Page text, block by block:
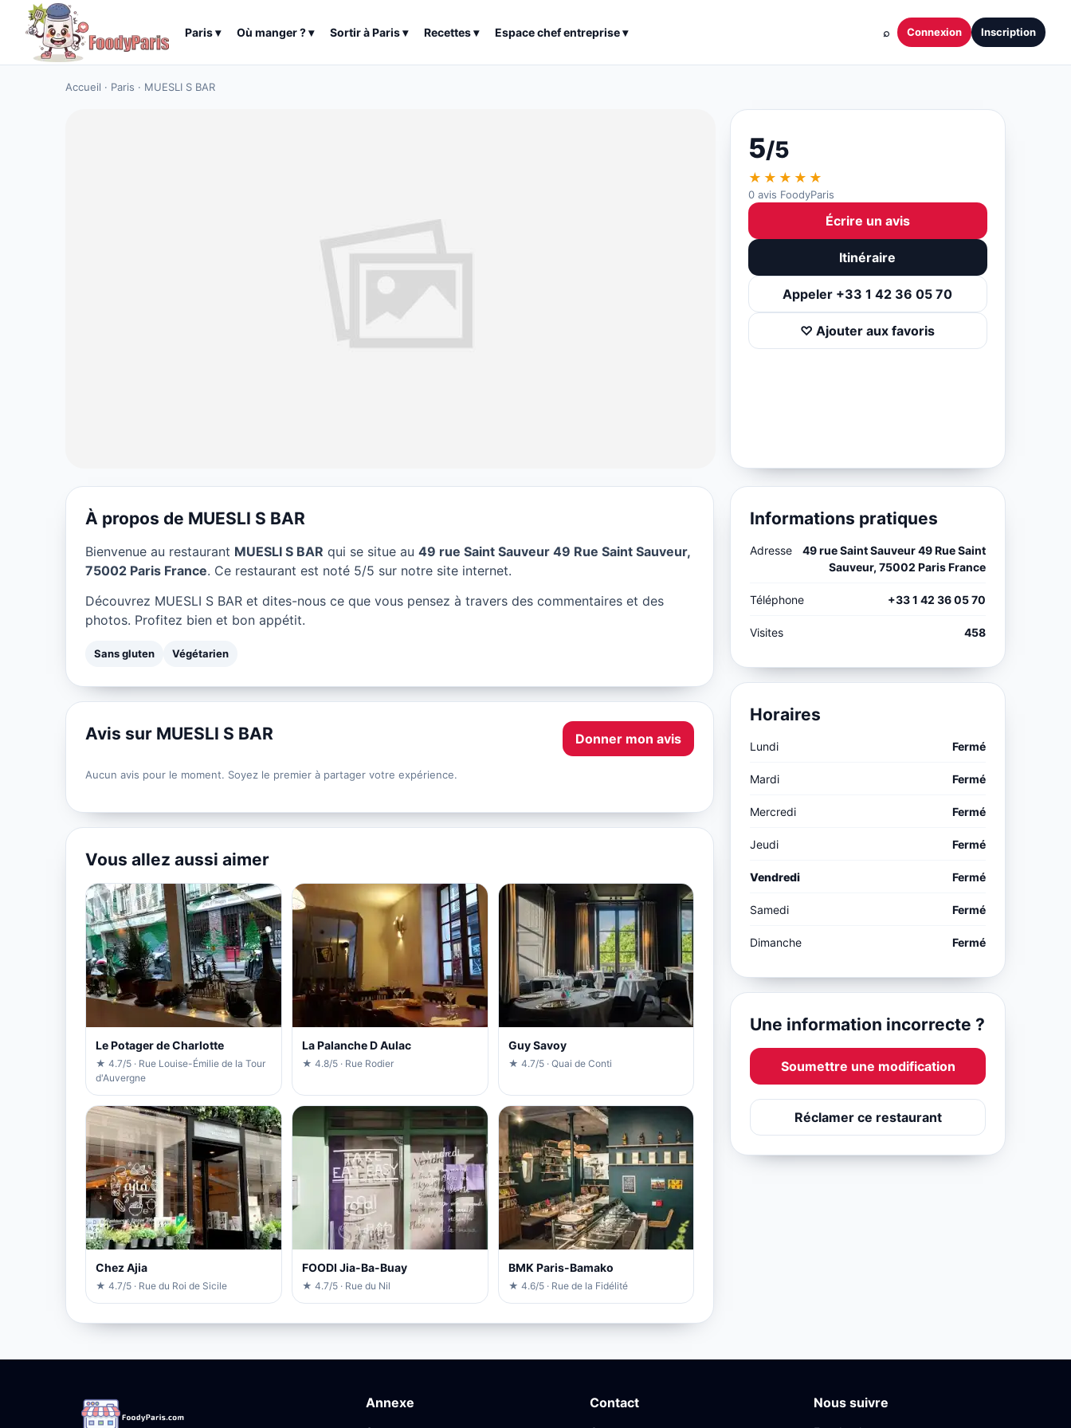
Paris▾ Où manger ?▾ Sortir àParis▾ Recettes▾ Espace chef entreprise▾ ⌕ Connexion Inscription
Accueil · Paris · MUESLI S BAR
MUESLI S BAR à Paris
★ 5/5
5/5
★★★★★
0 avis FoodyParis
Écrire un avis
Itinéraire
Appeler +33 1 42 36 05 70
♡ Ajouter aux favoris
À propos de MUESLI S BAR
Bienvenue au restaurant MUESLI S BAR qui se situe au 49 rue Saint Sauveur 49 Rue Saint Sauveur,
75002 Paris France. Ce restaurant est noté 5/5 sur notre site internet.
Découvrez MUESLI S BAR et dites-nous ce que vous pensez à travers des commentaires et des
photos. Profitez bien et bon appétit.
Sans gluten Végétarien
Avis sur MUESLI S BAR Donner mon avis
Aucun avis pour le moment. Soyez le premier à partager votre expérience.
Vous allez aussi aimer
Le Potager de Charlotte
★ 4.7/5 · Rue Louise-Émilie de la Tour
d'Auvergne
La Palanche D Aulac
★ 4.8/5 · Rue Rodier
Guy Savoy
★ 4.7/5 · Quai de Conti
Chez Ajia
★ 4.7/5 · Rue du Roi de Sicile
FOODI Jia-Ba-Buay
★ 4.7/5 · Rue du Nil
BMK Paris-Bamako
★ 4.6/5 · Rue de la Fidélité
Informations pratiques
Adresse
49 rue Saint Sauveur 49 Rue Saint
Sauveur, 75002 Paris France
Téléphone +33 1 42 36 05 70
Visites 458
Horaires
Lundi Fermé
Mardi Fermé
Mercredi Fermé
Jeudi Fermé
Vendredi Fermé
Samedi Fermé
Dimanche Fermé
Une information incorrecte ?
Soumettre une modification
Réclamer ce restaurant
Annexe Contact Nous suivre